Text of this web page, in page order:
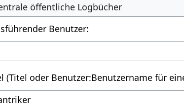
öffentliche Logbücher
Benutzer:
(Titel oder Benutzer:Benutzername für